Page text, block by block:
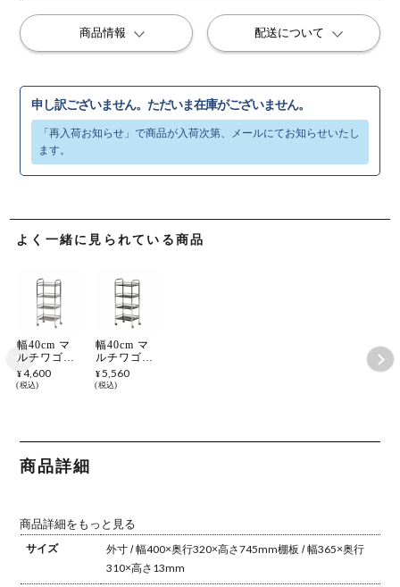
よく一緒に見られている商品
幅40cm マ
ルチワゴン
3段 ブラッ
ク/クロム
¥ 4,600
税込
幅40cm マ
ルチワゴン
4段 ブラッ
ク/クロム
¥5,560
税込
商品詳細
商品詳細をもっと見る
サイズ
外寸 / 幅400×奥行320×高さ745mm棚板 / 幅365×奥行
310×高さ13mm
商品情報 配送について
申し訳ございません。ただいま在庫がございません。